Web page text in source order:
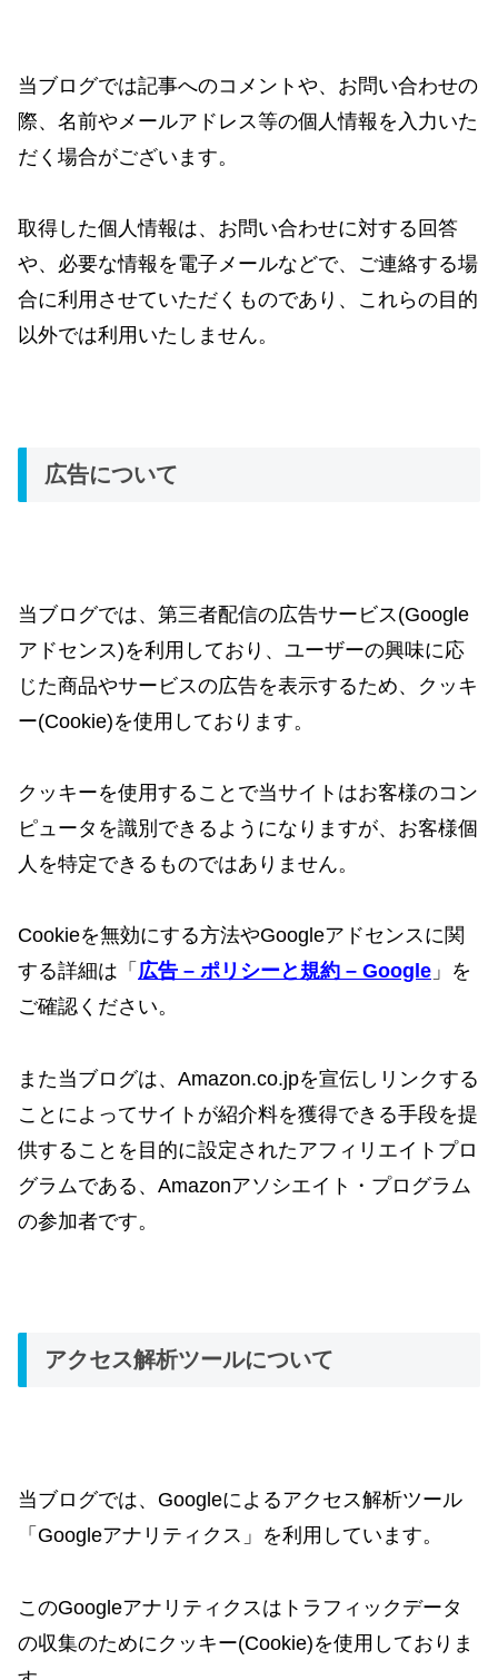
当ブログでは記事へのコメントや、お問い合わせの
際、名前やメールアドレス等の個人情報を入力いた
だく場合がございます。
取得した個人情報は、お問い合わせに対する回答
や、必要な情報を電子メールなどで、ご連絡する場
合に利用させていただくものであり、これらの目的
以外では利用いたしません。
広告について
当ブログでは、第三者配信の広告サービス(Google
アドセンス)を利用しており、ユーザーの興味に応
じた商品やサービスの広告を表示するため、クッキ
ー(Cookie)を使用しております。
クッキーを使用することで当サイトはお客様のコン
ピュータを識別できるようになりますが、お客様個
人を特定できるものではありません。
Cookieを無効にする方法やGoogleアドセンスに関
する詳細は「 広告 – ポリシーと規約 – Google 」を
ご確認ください。
また当ブログは、Amazon.co.jpを宣伝しリンクする
ことによってサイトが紹介料を獲得できる手段を提
供することを目的に設定されたアフィリエイトプロ
グラムである、Amazonアソシエイト・プログラム
の参加者です。
アクセス解析ツールについて
当ブログでは、Googleによるアクセス解析ツール
「Googleアナリティクス」を利用しています。
このGoogleアナリティクスはトラフィックデータ
の収集のためにクッキー(Cookie)を使用しておりま